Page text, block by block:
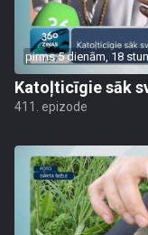
pirms 5 dienām, 18
Katoļticīgie sāk
411. epizode